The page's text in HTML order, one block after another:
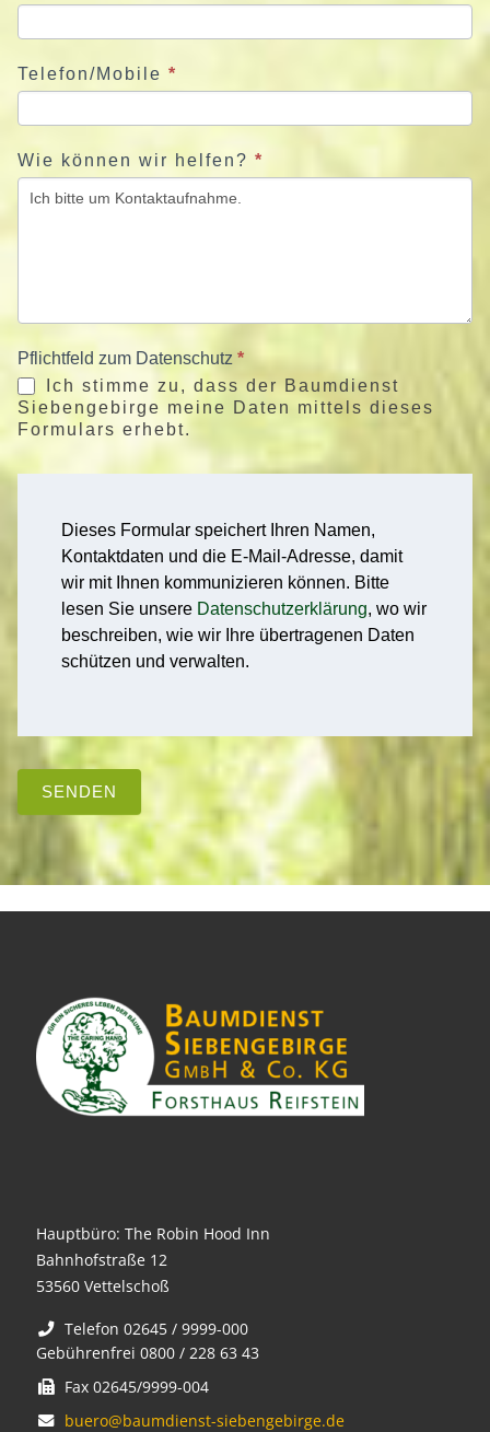
Telefon/Mobile *
Wie können wir helfen? *
Pflichtfeld zum Datenschutz *
Ich stimme zu, dass der Baumdienst
Siebengebirge meine Daten mittels dieses
Formulars erhebt.
Dieses Formular speichert Ihren Namen,
Kontaktdaten und die E-Mail-Adresse, damit
wir mit Ihnen kommunizieren können. Bitte
lesen Sie unsere Datenschutzerklärung, wo wir
beschreiben, wie wir Ihre übertragenen Daten
schützen und verwalten.
SENDEN
Hauptbüro: The Robin Hood Inn
Bahnhofstraße 12
53560 Vettelschoß
Telefon 02645 / 9999-000
Gebührenfrei 0800 / 228 63 43
Fax 02645/9999-004
buero@baumdienst-siebengebirge.de